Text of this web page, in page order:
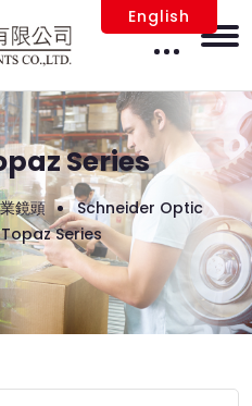
English
Series
鏡頭
Schneider Optic
Series